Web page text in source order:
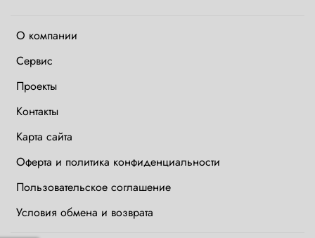
О компании
Сервис
Проекты
Контакты
Карта сайта
Оферта и политика конфиденциальности
Пользовательское соглашение
Условия обмена и возврата